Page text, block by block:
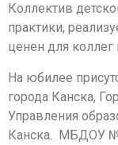
Коллектив
практики,
ценен для коллег
На юбилее
города Канска,
Управления
Канска. МБДОУ №